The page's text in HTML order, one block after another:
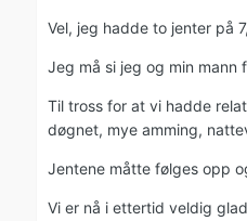
Vel, jeg hadde to jenter på
Jeg må si jeg og min
Til tross for at vi hadde
døgnet, mye amming,
Jentene måtte følges opp
Vi er nå i ettertid veldig